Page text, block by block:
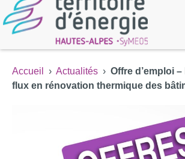
Accueil › Actualités › Offre d’emploi
flux en rénovation thermique des